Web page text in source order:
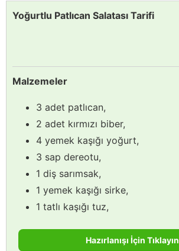
Yoğurtlu Patlıcan Salatası Tarifi
Malzemeler
3 adet patlıcan,
2 adet kırmızı biber,
4 yemek kaşığı yoğurt,
3 sap dereotu,
1 diş sarımsak,
1 yemek kaşığı sirke,
1 tatlı kaşığı tuz,
Hazırlanışı İçin Tıklayın